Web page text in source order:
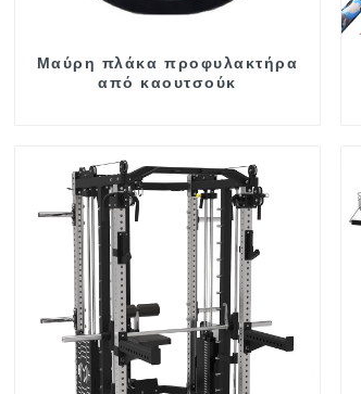
Μαύρη πλάκα προφυλακτήρα
από καουτσούκ